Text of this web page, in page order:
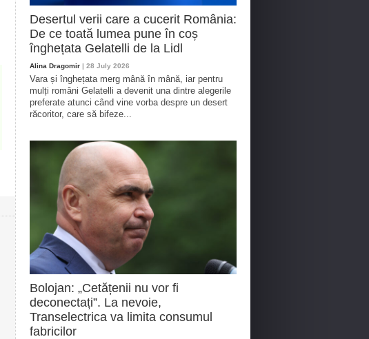
Desertul verii care a cucerit România:
De ce toată lumea pune în coș
înghețata Gelatelli de la Lidl
Alina Dragomir | 28 July 2026
Vara și înghețata merg mână în mână, iar pentru
mulți români Gelatelli a devenit una dintre alegerile
preferate atunci când vine vorba despre un desert
răcoritor, care să bifeze...
Bolojan: „Cetățenii nu vor fi
deconectați”. La nevoie,
Transelectrica va limita consumul
fabricilor